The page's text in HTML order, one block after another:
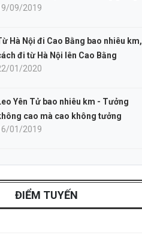
09/2019
Hà Nội đi Cao Bằng bao nhiêu km,
đi từ Hà Nội lên Cao Bằng
01/2020
Yên Tử bao nhiêu km - Tưởng
cao mà cao không tưởng
01/2019
ĐIỂM TUYẾN